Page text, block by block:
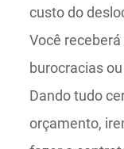
custo do
Você
burocracias
Dando tudo
orçamento,